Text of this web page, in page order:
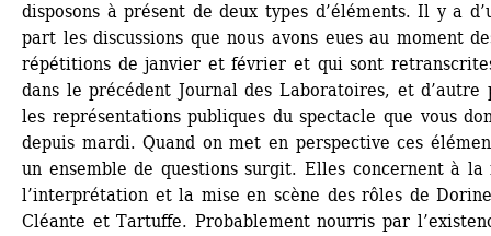
disposons à présent de deux types d’éléments. Il y a
part les discussions que nous avons eues au moment
répétitions de janvier et février et qui sont
dans le précédent Journal des Laboratoires, et d’autre
les représentations publiques du spectacle que vous
depuis mardi. Quand on met en perspective ces
un ensemble de questions surgit. Elles concernent à la
l’interprétation et la mise en scène des rôles de
Cléante et Tartuffe. Probablement nourris par